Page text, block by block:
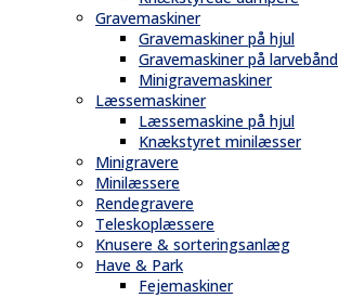
Gravemaskiner
Gravemaskiner på hjul
Gravemaskiner på larvebånd
Minigravemaskiner
Læssemaskiner
Læssemaskine på hjul
Knækstyret minilæsser
Minigravere
Minilæssere
Rendegravere
Teleskoplæssere
Knusere & sorteringsanlæg
Have & Park
Fejemaskiner